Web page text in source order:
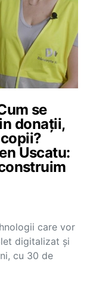
se
donații,
Uscatu:
care vor
digitalizat și
cu 30 de